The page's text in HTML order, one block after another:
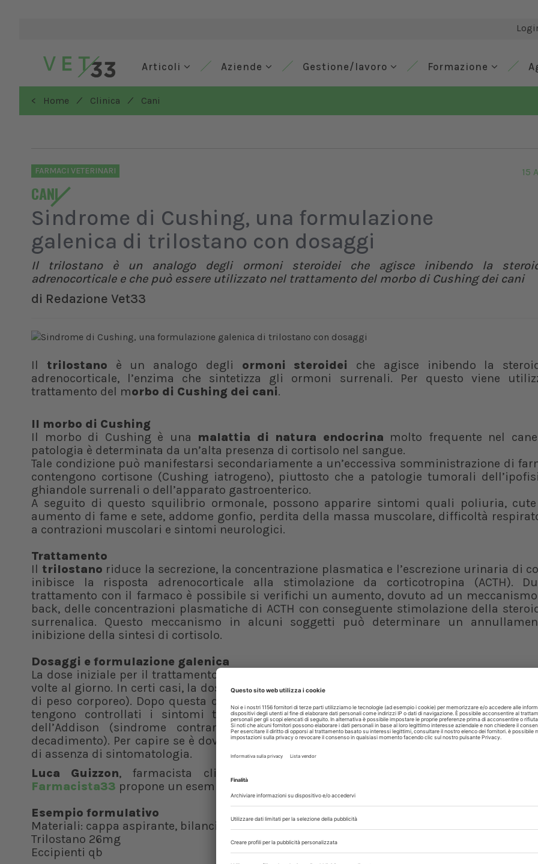
Articoli Aziende Gestione/lavoro Formazione
< Home / Clinica / Cani
FARMACI VETERINARI
CANI
15
Sindrome di Cushing, una formulazione
galenica di trilostano con dosaggi
Il trilostano è un analogo degli ormoni steroidei che agisce inibendo la
adrenocorticale e che può essere utilizzato nel trattamento del morbo di Cushing dei cani
di Redazione Vet33
Il trilostano è un analogo degli ormoni steroidei che agisce inibendo la
adrenocorticale, l’enzima che sintetizza gli ormoni surrenali. Per questo viene
trattamento del morbo di Cushing dei cani.
Il morbo di Cushing
Il morbo di Cushing è una malattia di natura endocrina molto frequente nel
patologia è determinata da un’alta presenza di cortisolo nel sangue.
Tale condizione può manifestarsi secondariamente a un’eccessiva somministrazione di
contengono cortisone (Cushing iatrogeno), piuttosto che a patologie tumorali
ghiandole surrenali o dell’apparato gastroenterico.
A seguito di questo squilibrio ormonale, possono apparire sintomi quali poliuria,
aumento di fame e sete, addome gonfio, perdita della massa muscolare, difficoltà
a contrazioni muscolari e sintomi neurologici.
Trattamento
Il trilostano riduce la secrezione, la concentrazione plasmatica e l’escrezione urinaria di
inibisce la risposta adrenocorticale alla stimolazione da corticotropina (ACTH).
trattamento con il farmaco è possibile si verifichi un aumento, dovuto ad un
back, delle concentrazioni plasmatiche di ACTH con conseguente stimolazione della
surrenalica. Questo meccanismo in alcuni soggetti può determinare un
inibizione della sintesi di cortisolo.
Dosaggi e formulazione galenica
La dose iniziale per il trattamento della sindrome di Cushing è di 0,5-1 mg/kg di peso
volte al giorno. In certi casi, la dose può essere somministrata ogni 24 ore (al dosaggio di
di peso corporeo). Dopo questa dose iniziale, solitamente segue una fase di monitoraggio
tengono controllati i sintomi tipici del Cushing, o viceversa la comparsa di
dell’Addison (sindrome contraria al Cushing caratterizzata da vomito, diarrea,
decadimento). Per capire se è doveroso aumentare o ridurre la dose, o mantenerla costante
di assenza di sintomatologia.
Luca Guizzon, farmacista clinico territoriale esperto di fitoterapia, in un
Farmacista33 propone un esempio formulativo.
Esempio formulativo
Materiali: cappa aspirante, bilancia, incapsulatrice, mortaio pestello
Trilostano 26mg
Eccipienti qb